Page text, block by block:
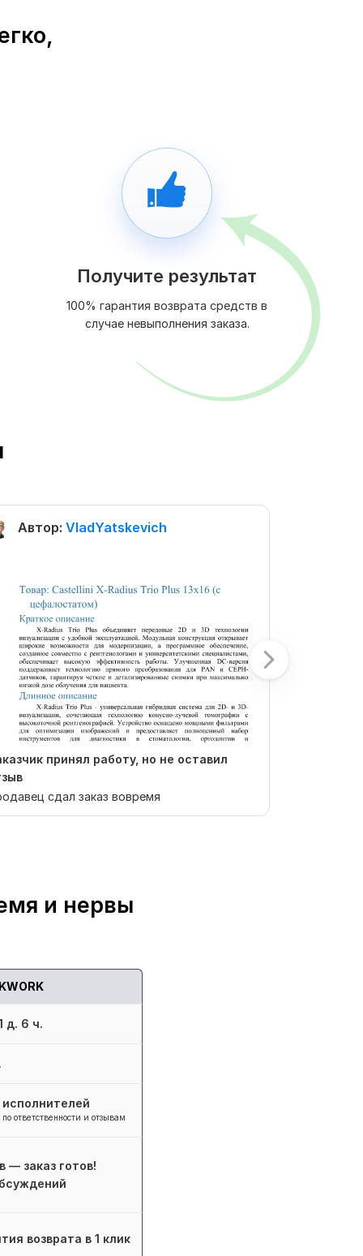
Получите результат
100% гарантия возврата средств в
случае невыполнения заказа.
Автор: VladYatskevich
принял работу, но не оставил
сдал заказ вовремя
и нервы
д. 6 ч.
ответственности и отзывам
— заказ готов!
возврата в 1 клик